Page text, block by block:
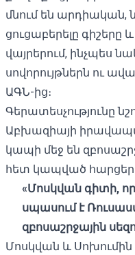
մնում են արդիական,
ցուցաբերելը
վայրերում, ինչպես
սովորույթներն ու
ԱԳՆ-ից։
Գերատեսչությունը
Աբխազիայի
կապի մեջ են
հետ կապված հարցերի
«Մոսկվան գիտի,
սպասում է
զբոսաշրջային
Մոսկվան և